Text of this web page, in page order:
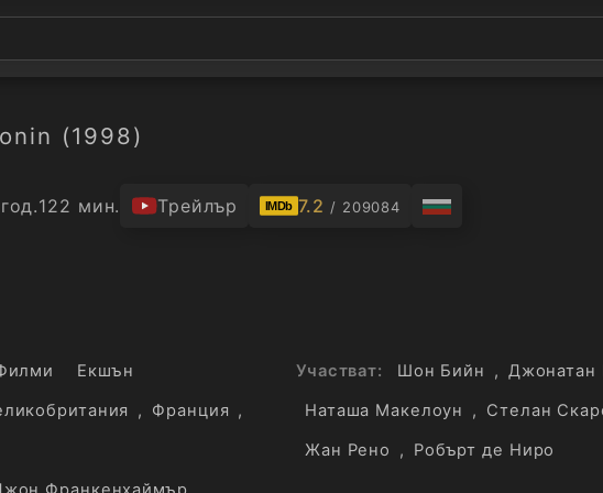
(1998)
122 мин. Трейлър IMDb 7.2 / 209084
Екшън
, Франция ,
Участват: Шон Бийн , Джонатан
Наташа Макелоун
, Стелан
Жан Рено
, Робърт де Ниро